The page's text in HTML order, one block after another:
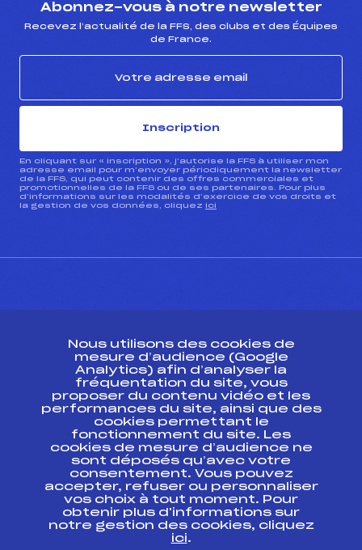
Abonnez-vous à notre newsletter
Recevez l’actualité de la FFS, des clubs et des Équipes
de France.
Inscription
En cliquant sur « inscription », j’autorise la FFS à utiliser mon
adresse email pour m’envoyer périodiquement la newsletter
de la FFS, qui peut contenir des offres commerciales et
promotionnelles de la FFS ou de ses partenaires. Pour plus
d’informations sur les modalités d’exercice de vos droits et
la gestion de vos données, cliquez ici
ESPACE PRESSE
Ressources
Pass’Neige
Projet sportif fédéral
Projet de performance fédéral
Antidopage
Pôle Développement, Formation, Suivi
Scientifique
Listes ministérielles
Pôle vie de l’athlète
Nous utilisons des cookies de
mesure d’audience (Google
Analytics) afin d’analyser la
fréquentation du site, vous
proposer du contenu vidéo et les
performances du site, ainsi que des
cookies permettant le
fonctionnement du site. Les
cookies de mesure d’audience ne
sont déposés qu’avec votre
consentement. Vous pouvez
accepter, refuser ou personnaliser
vos choix à tout moment. Pour
obtenir plus d'informations sur
notre gestion des cookies, cliquez
ici.